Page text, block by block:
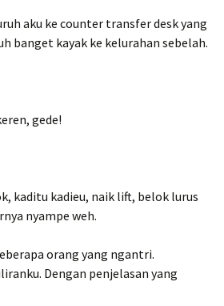
aku ke counter transfer desk yang
banget kayak ke kelurahan sebelah.
gede!
kaditu kadieu, naik lift, belok lurus
nyampe weh.
orang yang ngantri.
Dengan penjelasan yang